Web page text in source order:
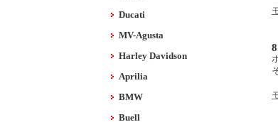
Ducati
MV-Agusta
Harley Davidson
Aprilia
BMW
Buell